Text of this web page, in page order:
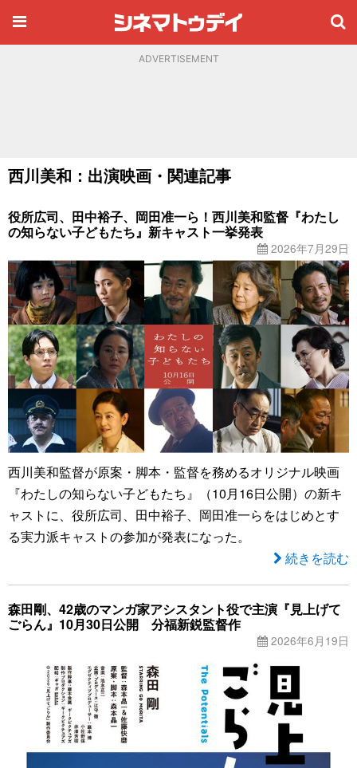
ADVERTISEMENT
西川美和：出演映画・関連記事
役所広司、田中裕子、岡田准一ら！西川美和監督『わたし
の知らない子どもたち』新キャスト一挙発表
2026年7月29日
西川美和監督が原案・脚本・監督を務めるオリジナル映画
『わたしの知らない子どもたち』（10月16日公開）の新キ
ャストに、役所広司、田中裕子、岡田准一らをはじめとす
る実力派キャストの参加が発表になった。
続きを読む
森田剛、42歳のマンガ家アシスタント役で主演『見上げて
ごらん』10月30日公開 分福新鋭監督作
2026年6月19日